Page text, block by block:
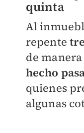
quinta
Al
repente
de
hecho
quienes
algunas